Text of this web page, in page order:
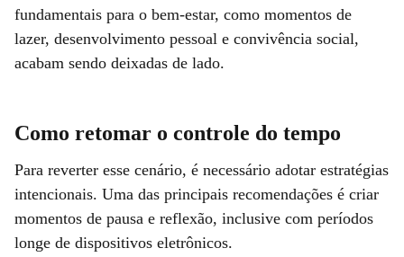
fundamentais para o bem-estar, como momentos de
lazer, desenvolvimento pessoal e convivência social,
acabam sendo deixadas de lado.
Como retomar o controle do tempo
Para reverter esse cenário, é necessário adotar estratégias
intencionais. Uma das principais recomendações é criar
momentos de pausa e reflexão, inclusive com períodos
longe de dispositivos eletrônicos.